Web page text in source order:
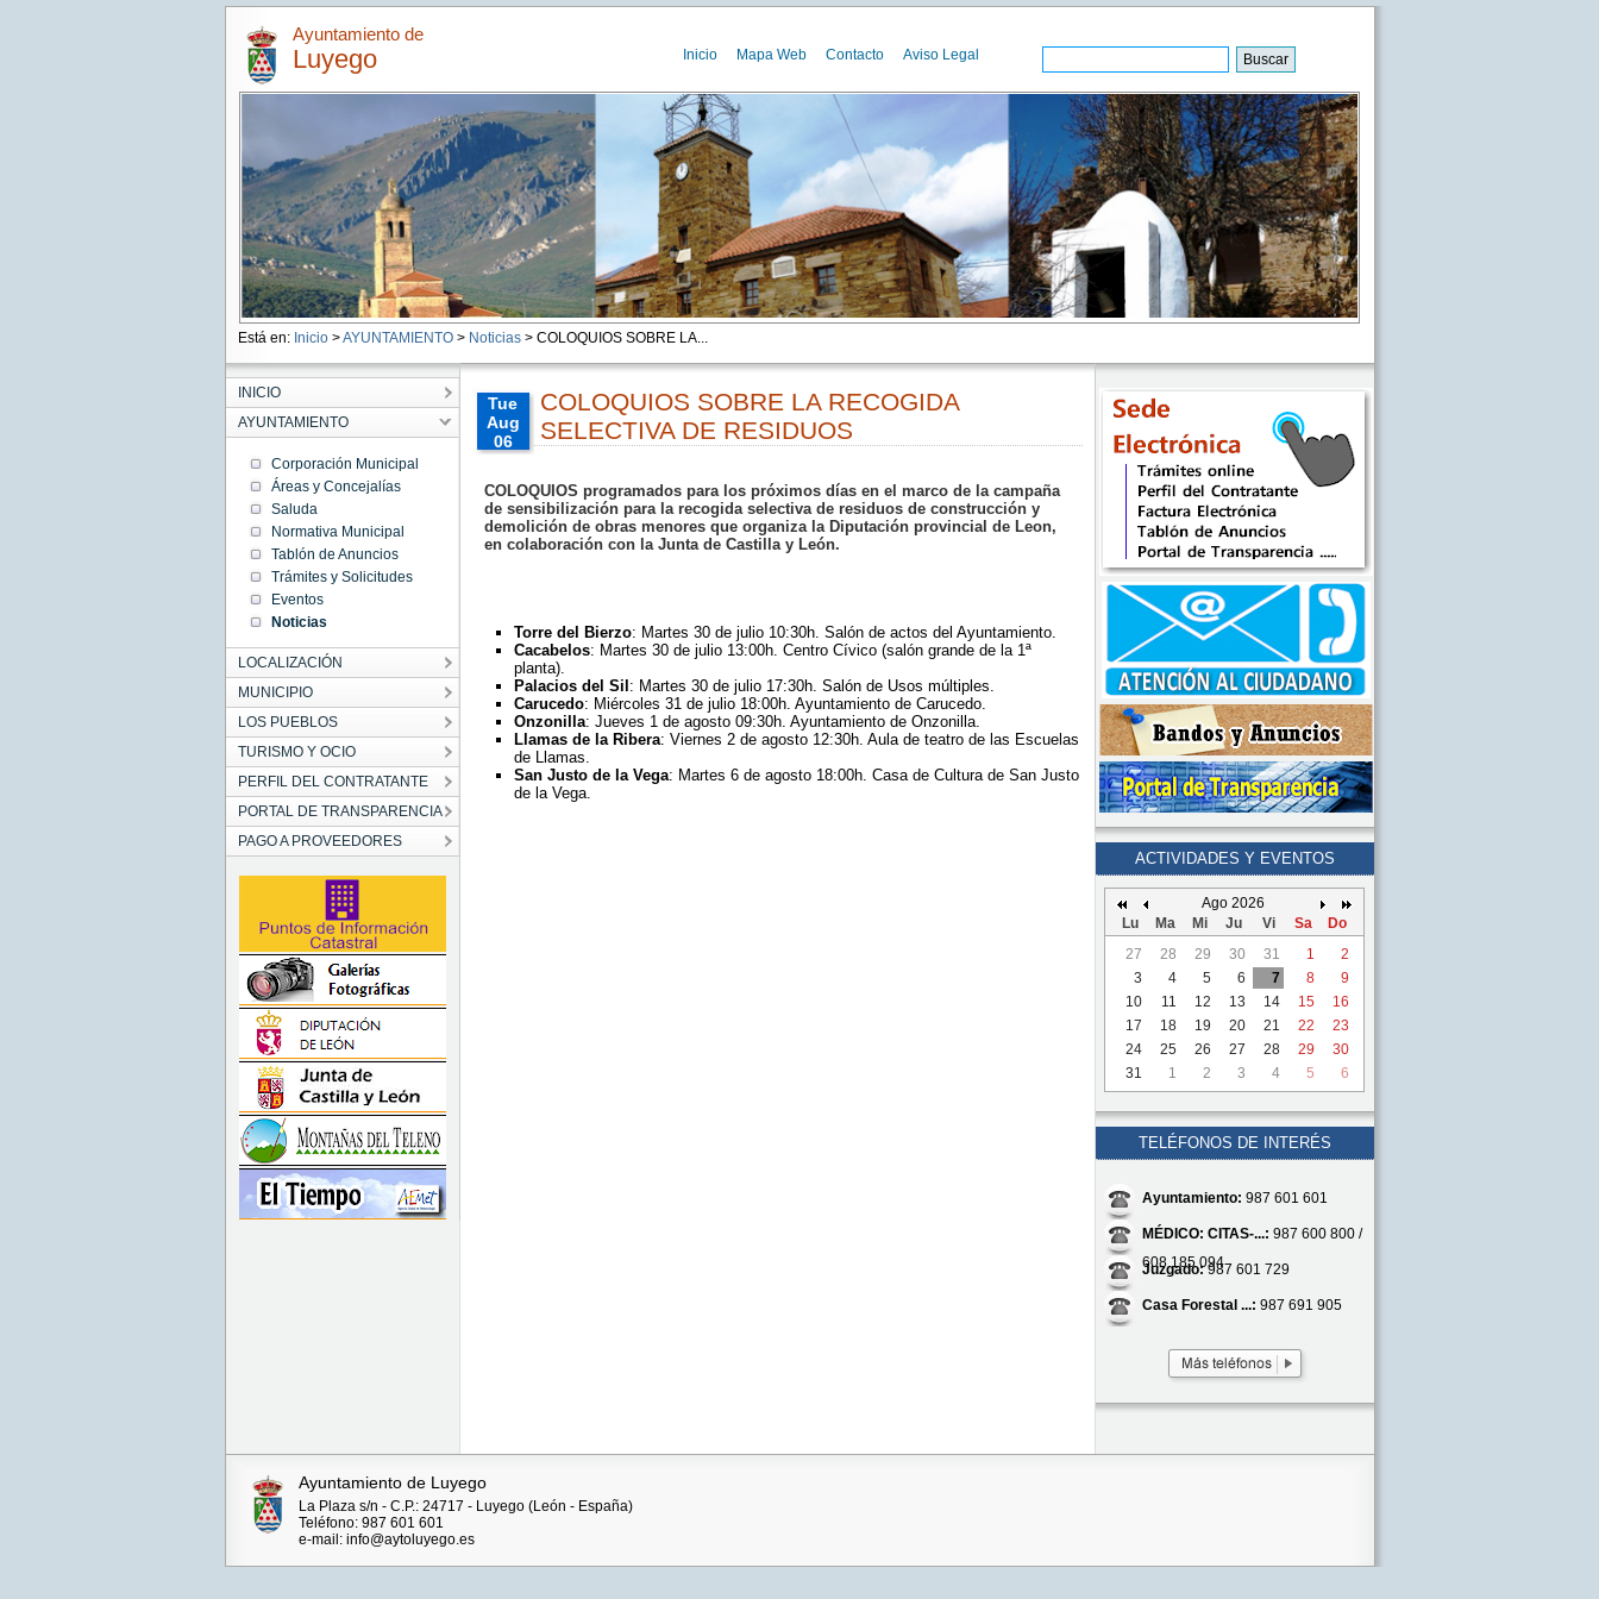
Ayuntamiento de
Luyego Inicio Mapa Web Contacto Aviso Legal
Está en: Inicio >AYUNTAMIENTO> Noticias> COLOQUIOS SOBRE LA...
INICIO
AYUNTAMIENTO
Corporación Municipal
Áreas y Concejalías
Saluda
Normativa Municipal
Tablón de Anuncios
Trámites y Solicitudes
Eventos
Noticias
LOCALIZACIÓN
MUNICIPIO
LOS PUEBLOS
TURISMO Y OCIO
PERFIL DEL CONTRATANTE
PORTAL DE TRANSPARENCIA
PAGO A PROVEEDORES
Tue
Aug
06
2019
Tue
Aug 06
00:00:00
CEST
2019
COLOQUIOS SOBRE LA RECOGIDA
SELECTIVA DE RESIDUOS
COLOQUIOS programados para los próximos días en el marco de la campaña
de sensibilización para la recogida selectiva de residuos de construcción y
demolición de obras menoresque organiza la Diputación provincial de Leon,
en colaboración con la Junta de Castilla y León.
Torre del Bierzo: Martes 30 de julio 10:30h. Salón de actos del Ayuntamiento.
Cacabelos: Martes 30 de julio 13:00h. Centro Cívico (salón grande de la 1ª
planta).
Palacios del Sil : Martes 30 de julio 17:30h. Salón de Usos múltiples.
Carucedo: Miércoles 31 de julio 18:00h. Ayuntamiento de Carucedo.
Onzonilla: Jueves 1 de agosto 09:30h. Ayuntamiento de Onzonilla.
Llamas de la Ribera: Viernes 2 de agosto 12:30h. Aula de teatro de las Escuelas
de Llamas.
San Justo de la Vega: Martes 6 de agosto 18:00h. Casa de Cultura de San Justo
de la Vega.
ACTIVIDADES Y EVENTOS
Ago 2026
Lu
Ma Mi Ju Vi Sa
Do
27
28 29 30 31 1
2
3
4 5 6 7 8
9
10
11 12 13 14 15
16
17
18 19 20 21 22
23
24
25 26 27 28 29
30
31
1 2 3 4 5 6
TELÉFONOS DE INTERÉS
Ayuntamiento: 987 601 601
MÉDICO: CITAS-...: 987 600 800 /
608 185 094
Juzgado:987 601 729
Casa Forestal ...: 987 691 905
Ayuntamiento de Luyego
La Plaza s/n - C.P.: 24717 - Luyego (León - España)
Teléfono: 987 601 601
e-mail: info@aytoluyego.es